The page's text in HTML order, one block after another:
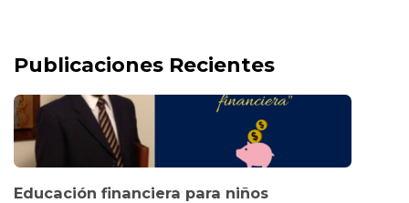
Publicaciones Recientes
Educación financiera para niños